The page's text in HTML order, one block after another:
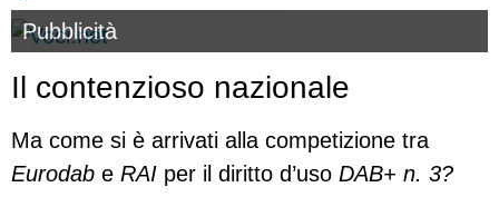
Pubblicità
Il contenzioso nazionale
Ma come si è arrivati alla competizione tra
Eurodab e RAI per il diritto d’uso DAB+ n. 3?